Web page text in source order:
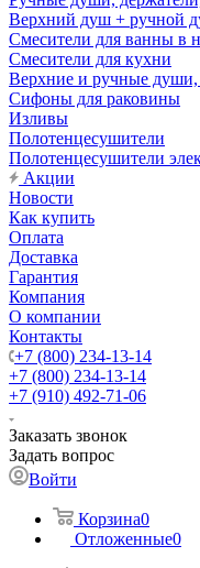
Верхний душ + ручной
Смесители для ванны в
Смесители для кухни
Верхние и ручные
Сифоны для раковины
Изливы
Полотенцесушители
Полотенцесушители
Акции
Новости
Как купить
Оплата
Доставка
Гарантия
Компания
О компании
Контакты
+7 (800) 234-13-14
+7 (800) 234-13-14
+7 (910) 492-71-06
Заказать звонок
Задать вопрос
Войти
Корзина0
Отложенные0